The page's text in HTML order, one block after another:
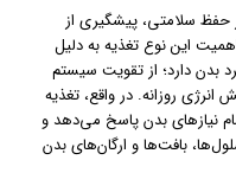
حفظ سلامتی، پیشگیری از
این نوع تغذیه به دلیل
بدن دارد؛ از تقویت سیستم
انرژی روزانه. در واقع، تغذیه
نیازهای بدن پاسخ می‌دهد و
بافت‌ها و ارگان‌های بدن